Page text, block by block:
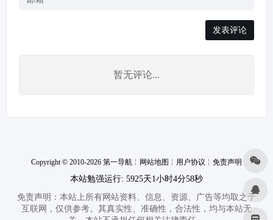
发表评论
暂无评论...
Copyright © 2010-2026 第一导航 ╎ 网站地图 ╎ 用户协议 ╎ 免责声明
本站勉强运行: 5925天1小时4分59秒
免责声明：本站上所有网站资料、信息、资源、广告等均取之于
互联网，仅供参考。其真实性、准确性，合法性，均与本站无